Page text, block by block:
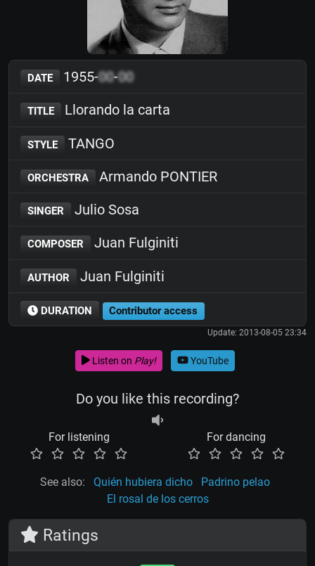
DATE 1955-00-00
TITLE Llorando la carta
STYLE TANGO
ORCHESTRA Armando PONTIER
SINGER Julio Sosa
COMPOSER Juan Fulginiti
AUTHOR Juan Fulginiti
DURATION Contributor access
Update: 2013-08-05 23:34
Listen on Play! YouTube
Do you like this recording?
For listening For dancing
See also: Quién hubiera dicho
Padrino pelao
El rosal de los cerros
Ratings